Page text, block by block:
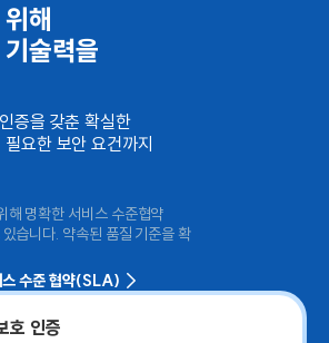
해
술력을
증을 갖춘확실한
필요한 보안 요건까지
해 명확한 서비스 수준협약
습니다. 약속된 품질 기준을 확
수준 협약(SLA)
호 인증